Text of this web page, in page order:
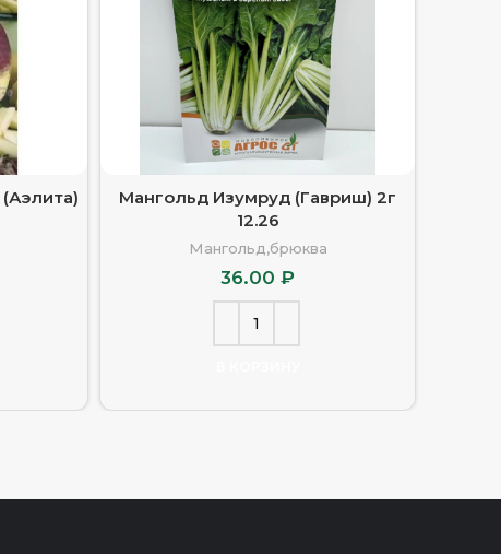
Мангольд Изумруд (Гавриш) 2г
12.26
Мангольд,брюква
36.00 ₽